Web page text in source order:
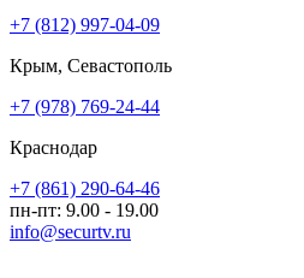
+7 (812) 997-04-09
Крым, Севастополь
+7 (978) 769-24-44
Краснодар
+7 (861) 290-64-46
пн-пт: 9.00 - 19.00
info@securtv.ru